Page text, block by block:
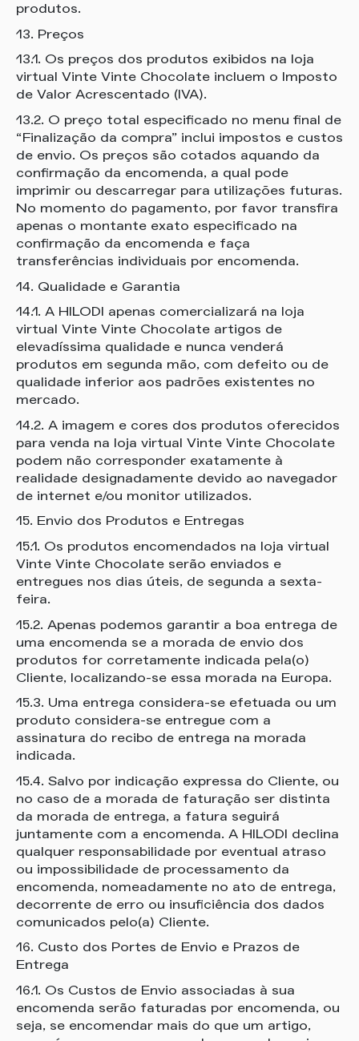
produtos.
13. Preços
13.1. Os preços dos produtos exibidos na loja
virtual Vinte Vinte Chocolate incluem o Imposto
de Valor Acrescentado (IVA).
13.2. O preço total especificado no menu final de
“Finalização da compra” inclui impostos e custos
de envio. Os preços são cotados aquando da
confirmação da encomenda, a qual pode
imprimir ou descarregar para utilizações futuras.
No momento do pagamento, por favor transfira
apenas o montante exato especificado na
confirmação da encomenda e faça
transferências individuais por encomenda.
14. Qualidade e Garantia
14.1. A HILODI apenas comercializará na loja
virtual Vinte Vinte Chocolate artigos de
elevadíssima qualidade e nunca venderá
produtos em segunda mão, com defeito ou de
qualidade inferior aos padrões existentes no
mercado.
14.2. A imagem e cores dos produtos oferecidos
para venda na loja virtual Vinte Vinte Chocolate
podem não corresponder exatamente à
realidade designadamente devido ao navegador
de internet e/ou monitor utilizados.
15. Envio dos Produtos e Entregas
15.1. Os produtos encomendados na loja virtual
Vinte Vinte Chocolate serão enviados e
entregues nos dias úteis, de segunda a sexta-
feira.
15.2. Apenas podemos garantir a boa entrega de
uma encomenda se a morada de envio dos
produtos for corretamente indicada pela(o)
Cliente, localizando-se essa morada na Europa.
15.3. Uma entrega considera-se efetuada ou um
produto considera-se entregue com a
assinatura do recibo de entrega na morada
indicada.
15.4. Salvo por indicação expressa do Cliente, ou
no caso de a morada de faturação ser distinta
da morada de entrega, a fatura seguirá
juntamente com a encomenda. A HILODI declina
qualquer responsabilidade por eventual atraso
ou impossibilidade de processamento da
encomenda, nomeadamente no ato de entrega,
decorrente de erro ou insuficiência dos dados
comunicados pelo(a) Cliente.
16. Custo dos Portes de Envio e Prazos de
Entrega
16.1. Os Custos de Envio associadas à sua
encomenda serão faturadas por encomenda, ou
seja, se encomendar mais do que um artigo,